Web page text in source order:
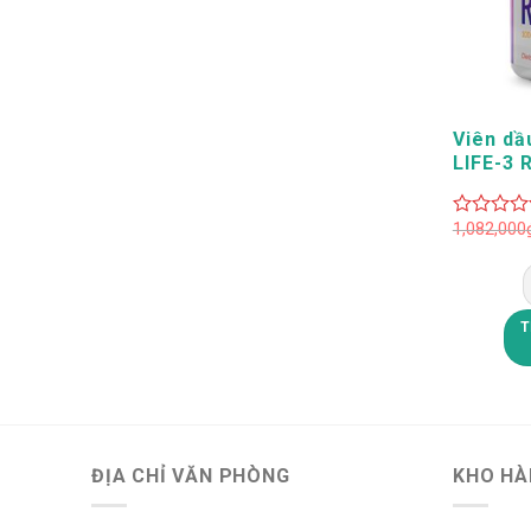
Viên
LIFE-3
0
1,082,000
ĐỊA CHỈ VĂN PHÒNG KHO